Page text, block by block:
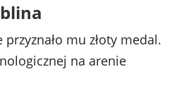
mu złoty medal.
na arenie